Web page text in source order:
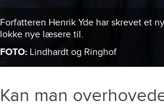
Forfatteren Henrik Yde har skrevet et
lokke nye læsere til.
FOTO: Lindhardt og Ringhof
Kan man